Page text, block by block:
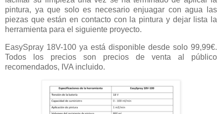
pintura, ya que solo es necesario enjuagar con agua las
piezas que están en contacto con la pintura y dejar lista la
herramienta para el siguiente proyecto.
EasySpray 18V-100 ya está disponible desde solo 99,99€.
Todos los precios son precios de venta al público
recomendados, IVA incluido.